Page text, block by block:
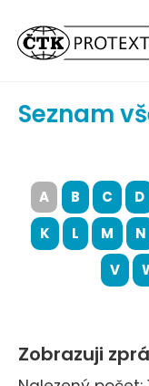
Seznam
A B C D
K
L M N
V
Zobrazuji